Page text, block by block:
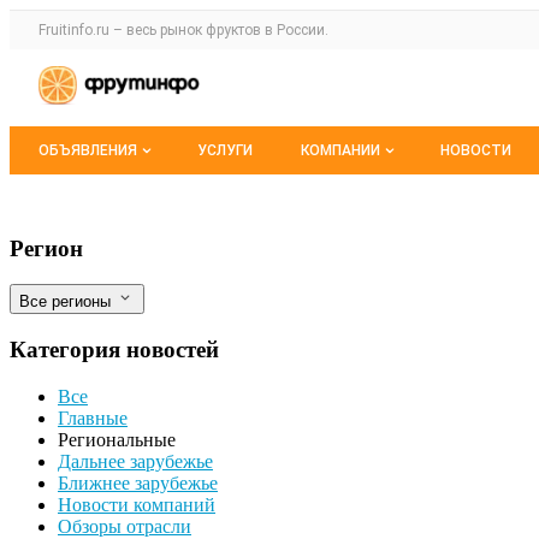
Раздел навигации по сайту fruitinfo.ru
Fruitinfo.ru – весь рынок фруктов в России.
Авторизация и меню пользователя
Навигация по разделам сайта fruitinfo.ru
ОБЪЯВЛЕНИЯ
Мои объявления
УСЛУГИ КОМПАНИИ НОВОСТИ
В Тамбовской области началось
Фильтры
Регион
Все регионы
Категория новостей
Все
Главные
Региональные
Дальнее зарубежье
Ближнее зарубежье
Новости компаний
Обзоры отрасли